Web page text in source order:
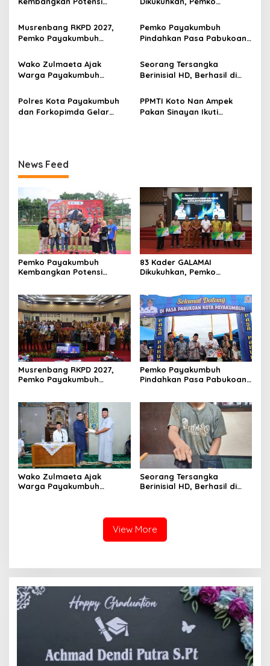
o
Kesejahteraan Peternak
Melalui Kontes Kambing PE
Wali Kota Cup 2026
Jaminan Sosial Pekerja
Rentan
Musrenbang RKPD 2027,
Pemko Payakumbuh
Pembangunan Daerah
Pemko Payakumbuh
Pindahkan Pasa Pabukoan
Ekonomi UMKM Harus Tetap
Bergerak
Wako Zulmaeta Ajak
Warga Payakumbuh
Keluarga saat Safari
Ramadan 1447 H
Seorang Tersangka
Berinisial HD, Berhasil di
Polres Kota Payakumbuh,
Apakah Ada Jaringan
Polres Kota Payakumbuh
dan Forkopimda Gelar
PPMTI Koto Nan Ampek
Pakan Sinayan Ikuti
News Feed
Pemko Payakumbuh
Kembangkan Potensi
Melalui Kontes Kambing PE
Wali Kota Cup 2026
83 Kader GALAMAI
Dikukuhkan, Pemko
Rentan
Musrenbang RKPD 2027,
Pemko Payakumbuh
Pemko Payakumbuh
Pindahkan Pasa Pabukoan
Bergerak
Wako Zulmaeta Ajak
Warga Payakumbuh
Seorang Tersangka
Berinisial HD, Berhasil di
Apakah Ada Jaringan
Besar?
View More